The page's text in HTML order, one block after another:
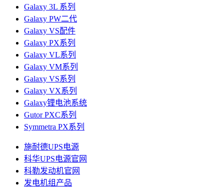
Galaxy 3L 系列
Galaxy PW二代
Galaxy VS配件
Galaxy PX系列
Galaxy VL系列
Galaxy VM系列
Galaxy VS系列
Galaxy VX系列
Galaxy锂电池系统
Gutor PXC系列
Symmetra PX系列
施耐德UPS电源
科华UPS电源官网
科勒发动机官网
发电机组产品